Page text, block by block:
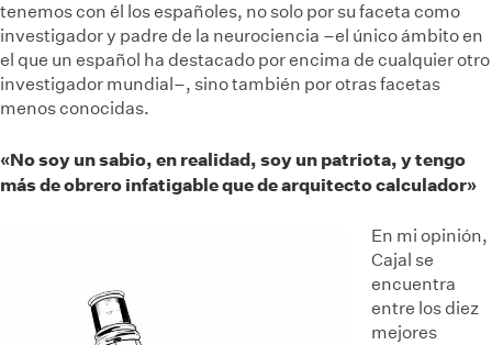
tenemos con él los españoles, no solo por su faceta como
investigador y padre de la neurociencia –el único ámbito en
el que un español ha destacado por encima de cualquier otro
investigador mundial–, sino también por otras facetas
menos conocidas.
«No soy un sabio, en realidad, soy un patriota, y tengo
más de obrero infatigable que de arquitecto calculador»
En mi opinión,
Cajal se
encuentra
entre los diez
mejores